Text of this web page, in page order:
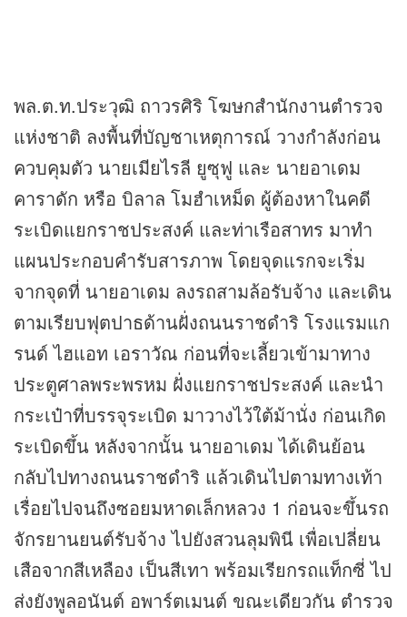
พล.ต.ท.ประวุฒิ ถาวรศิริ โฆษกสำนักงานตำรวจ
แห่งชาติ ลงพื้นที่บัญชาเหตุการณ์ วางกำลังก่อน
ควบคุมตัว นายเมียไรลี ยูซุฟู และ นายอาเดม
คาราดัก หรือ บิลาล โมฮำเหม็ด ผู้ต้องหาในคดี
ระเบิดแยกราชประสงค์ และท่าเรือสาทร มาทำ
แผนประกอบคำรับสารภาพ โดยจุดแรกจะเริ่ม
จากจุดที่ นายอาเดม ลงรถสามล้อรับจ้าง และเดิน
ตามเรียบฟุตปาธด้านฝั่งถนนราชดำริ โรงแรมแก
รนด์ ไฮแอท เอราวัณ ก่อนที่จะเลี้ยวเข้ามาทาง
ประตูศาลพระพรหม ฝั่งแยกราชประสงค์ และนำ
กระเป๋าที่บรรจุระเบิด มาวางไว้ใต้ม้านั่ง ก่อนเกิด
ระเบิดขึ้น หลังจากนั้น นายอาเดม ได้เดินย้อน
กลับไปทางถนนราชดำริ แล้วเดินไปตามทางเท้า
เรื่อยไปจนถึงซอยมหาดเล็กหลวง 1 ก่อนจะขึ้นรถ
จักรยานยนต์รับจ้าง ไปยังสวนลุมพินี เพื่อเปลี่ยน
เสือจากสีเหลือง เป็นสีเทา พร้อมเรียกรถแท็กซี่ ไป
ส่งยังพูลอนันต์ อพาร์ตเมนต์ ขณะเดียวกัน ตำรวจ